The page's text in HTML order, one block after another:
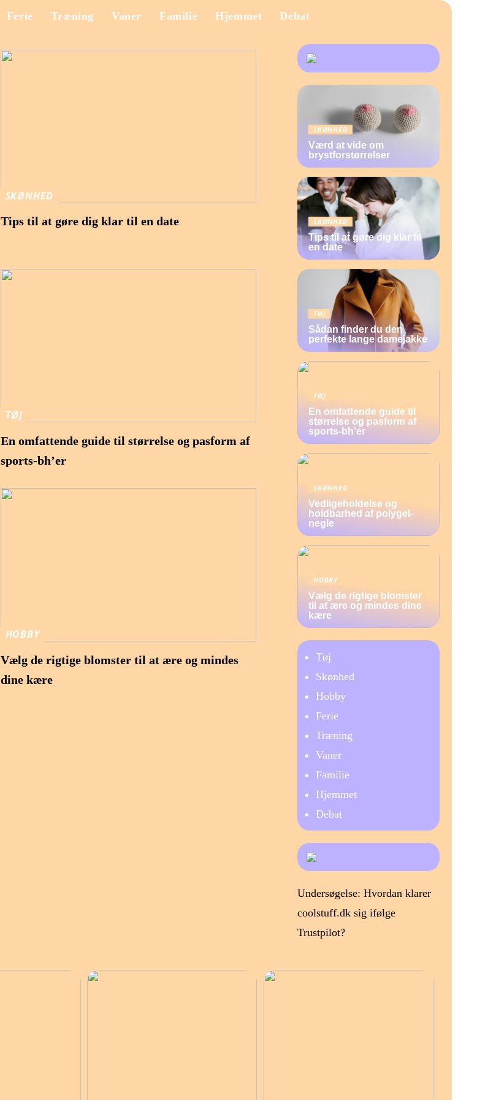
Ferie Træning Vaner Familie Hjemmet Debat
SKØNHED
Tips til at gøre dig klar til en date
TØJ
En omfattende guide til størrelse og pasform af
sports-bh’er
HOBBY
Vælg de rigtige blomster til at ære og mindes
dine kære
SKØNHED
Værd at vide om
brystforstørrelser
SKØNHED
Tips til at gøre dig klar til
en date
TØJ
Sådan finder du den
perfekte lange damejakke
TØJ
En omfattende guide til
størrelse og pasform af
sports-bh’er
SKØNHED
Vedligeholdelse og
holdbarhed af polygel-
negle
HOBBY
Vælg de rigtige blomster
til at ære og mindes dine
kære
Tøj
Skønhed
Hobby
Ferie
Træning
Vaner
Familie
Hjemmet
Debat
Undersøgelse: Hvordan klarer
coolstuff.dk sig ifølge
Trustpilot?